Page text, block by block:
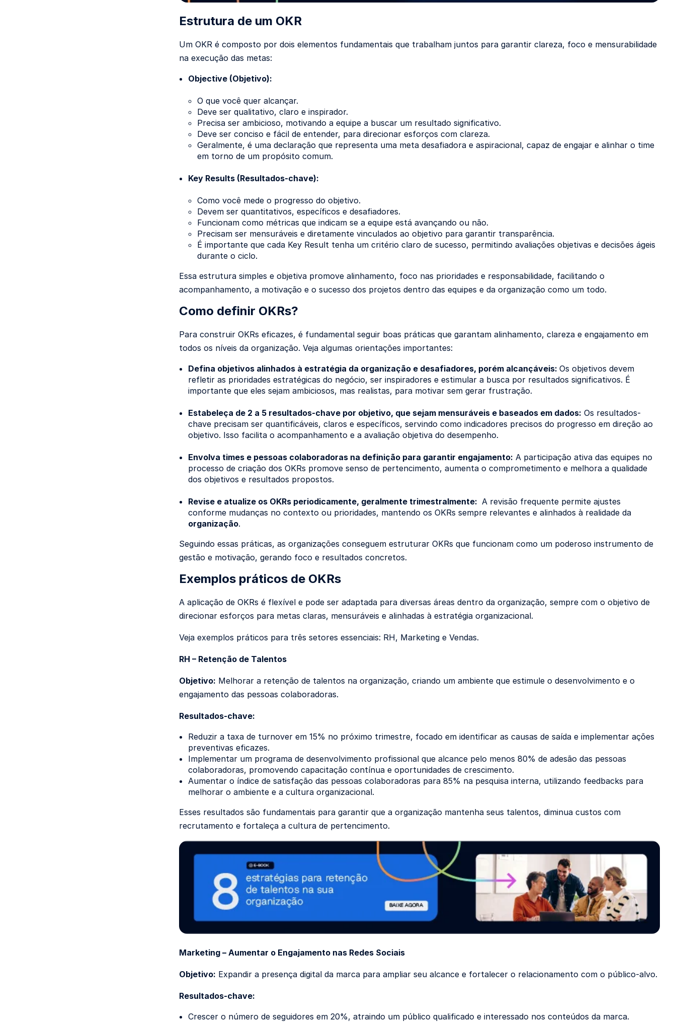
Estrutura de um OKR
Um OKR é composto por dois elementos fundamentais que trabalham juntos para garantir clareza, foco e mensurabilidade
na execução das metas:
Objective (Objetivo):
O que você quer alcançar.
Deve ser qualitativo, claro e inspirador.
Precisa ser ambicioso, motivando a equipe a buscar um resultado significativo.
Deve ser conciso e fácil de entender, para direcionar esforços com clareza.
Geralmente, é uma declaração que representa uma meta desafiadora e aspiracional, capaz de engajar e alinhar o time
em torno de um propósito comum.
Key Results (Resultados-chave):
Como você mede o progresso do objetivo.
Devem ser quantitativos, específicos e desafiadores.
Funcionam como métricas que indicam se a equipe está avançando ou não.
Precisam ser mensuráveis e diretamente vinculados ao objetivo para garantir transparência.
É importante que cada Key Result tenha um critério claro de sucesso, permitindo avaliações objetivas e decisões ágeis
durante o ciclo.
Essa estrutura simples e objetiva promove alinhamento, foco nas prioridades e responsabilidade, facilitando o
acompanhamento, a motivação e o sucesso dos projetos dentro das equipes e da organização como um todo.
Como definir OKRs?
Para construir OKRs eficazes, é fundamental seguir boas práticas que garantam alinhamento, clareza e engajamento em
todos os níveis da organização. Veja algumas orientações importantes:
Defina objetivos alinhados à estratégia da organização e desafiadores, porém alcançáveis: Os objetivos devem
refletir as prioridades estratégicas do negócio, ser inspiradores e estimular a busca por resultados significativos. É
importante que eles sejam ambiciosos, mas realistas, para motivar sem gerar frustração.
Estabeleça de 2 a 5 resultados-chave por objetivo, que sejam mensuráveis e baseados em dados: Os resultados-
chave precisam ser quantificáveis, claros e específicos, servindo como indicadores precisos do progresso em direção ao
objetivo. Isso facilita o acompanhamento e a avaliação objetiva do desempenho.
Envolva times e pessoas colaboradoras na definição para garantir engajamento: A participação ativa das equipes no
processo de criação dos OKRs promove senso de pertencimento, aumenta o comprometimento e melhora a qualidade
dos objetivos e resultados propostos.
Revise e atualize os OKRs periodicamente, geralmente trimestralmente: A revisão frequente permite ajustes
conforme mudanças no contexto ou prioridades, mantendo os OKRs sempre relevantes e alinhados à realidade da
organização.
Seguindo essas práticas, as organizações conseguem estruturar OKRs que funcionam como um poderoso instrumento de
gestão e motivação, gerando foco e resultados concretos.
Exemplos práticos de OKRs
A aplicação de OKRs é flexível e pode ser adaptada para diversas áreas dentro da organização, sempre com o objetivo de
direcionar esforços para metas claras, mensuráveis e alinhadas à estratégia organizacional.
Veja exemplos práticos para três setores essenciais: RH, Marketing e Vendas.
RH – Retenção de Talentos
Objetivo: Melhorar a retenção de talentos na organização, criando um ambiente que estimule o desenvolvimento e o
engajamento das pessoas colaboradoras.
Resultados-chave:
Reduzir a taxa de turnover em 15% no próximo trimestre, focado em identificar as causas de saída e implementar ações
preventivas eficazes.
Implementar um programa de desenvolvimento profissional que alcance pelo menos 80% de adesão das pessoas
colaboradoras, promovendo capacitação contínua e oportunidades de crescimento.
Aumentar o índice de satisfação das pessoas colaboradoras para 85% na pesquisa interna, utilizando feedbacks para
melhorar o ambiente e a cultura organizacional.
Esses resultados são fundamentais para garantir que a organização mantenha seus talentos, diminua custos com
recrutamento e fortaleça a cultura de pertencimento.
Marketing – Aumentar o Engajamento nas Redes Sociais
Objetivo: Expandir a presença digital da marca para ampliar seu alcance e fortalecer o relacionamento com o público-alvo.
Resultados-chave:
Crescer o número de seguidores em 20%, atraindo um público qualificado e interessado nos conteúdos da marca.